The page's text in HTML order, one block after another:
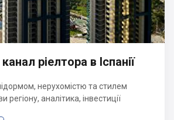
ріелтора в Іспанії
нерухомістю та стилем
аналітика, інвестиції